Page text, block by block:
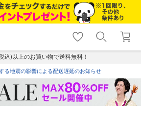
shopping_cart lock_outline
ログイン
込)以上のお買い物で送料無料！
る地震の影響による配送遅延のお知らせ